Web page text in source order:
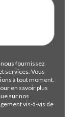
nous fournissez
services. Vous
à tout moment.
en savoir plus
sur nos
vis-à-vis de